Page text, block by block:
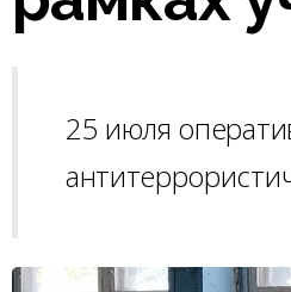
25 июля